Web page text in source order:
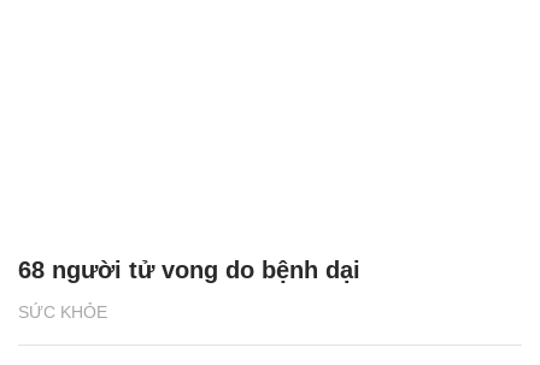
SỨC KHỎE
68 người tử vong do bệnh dại